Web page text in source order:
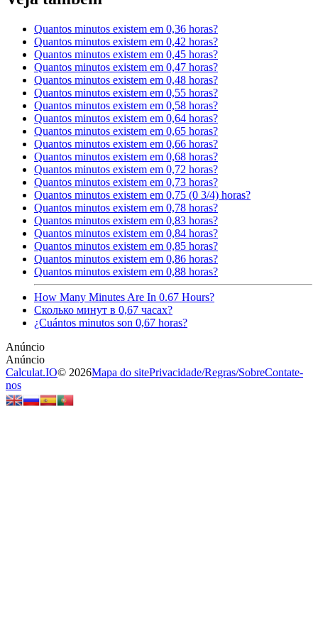
Quantos minutos existem em 0,36 horas?
Quantos minutos existem em 0,42 horas?
Quantos minutos existem em 0,45 horas?
Quantos minutos existem em 0,47 horas?
Quantos minutos existem em 0,48 horas?
Quantos minutos existem em 0,55 horas?
Quantos minutos existem em 0,58 horas?
Quantos minutos existem em 0,64 horas?
Quantos minutos existem em 0,65 horas?
Quantos minutos existem em 0,66 horas?
Quantos minutos existem em 0,68 horas?
Quantos minutos existem em 0,72 horas?
Quantos minutos existem em 0,73 horas?
Quantos minutos existem em 0,75 (0 3/4) horas?
Quantos minutos existem em 0,78 horas?
Quantos minutos existem em 0,83 horas?
Quantos minutos existem em 0,84 horas?
Quantos minutos existem em 0,85 horas?
Quantos minutos existem em 0,86 horas?
Quantos minutos existem em 0,88 horas?
How Many Minutes Are In 0.67 Hours?
Сколько минут в 0,67 часах?
¿Cuántos minutos son 0,67 horas?
Calculat.IO© 2026Mapa do sitePrivacidade/Regras/SobreContate-
nos